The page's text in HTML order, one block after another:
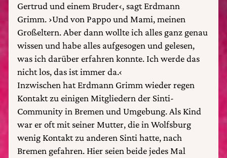
Gertrud und einem Bruder‹, sagt Erdmann
Grimm. ›Und von Pappo und Mami, meinen
Großeltern. Aber dann wollte ich alles ganz genau
wissen und habe alles aufgesogen und gelesen,
was ich darüber erfahren konnte. Ich werde das
nicht los, das ist immer da.‹
Inzwischen hat Erdmann Grimm wieder regen
Kontakt zu einigen Mitgliedern der Sinti-
Community in Bremen und Umgebung. Als Kind
war er oft mit seiner Mutter, die in Wolfsburg
wenig Kontakt zu anderen Sinti hatte, nach
Bremen gefahren. Hier seien beide jedes Mal